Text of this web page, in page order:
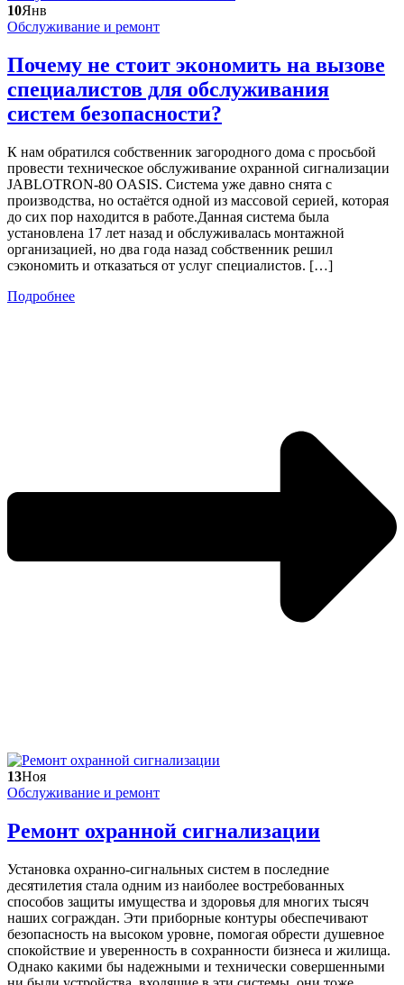
10Янв
Обслуживание и ремонт
Почему не стоит экономить на вызове
специалистов для обслуживания
систем безопасности?
К нам обратился собственник загородного дома с просьбой
провести техническое обслуживание охранной сигнализации
JABLOTRON-80 OASIS. Система уже давно снята с
производства, но остаётся одной из массовой серией, которая
до сих пор находится в работе.Данная система была
установлена 17 лет назад и обслуживалась монтажной
организацией, но два года назад собственник решил
сэкономить и отказаться от услуг специалистов. […]
Подробнее
13Ноя
Обслуживание и ремонт
Ремонт охранной сигнализации
Установка охранно-сигнальных систем в последние
десятилетия стала одним из наиболее востребованных
способов защиты имущества и здоровья для многих тысяч
наших сограждан. Эти приборные контуры обеспечивают
безопасность на высоком уровне, помогая обрести душевное
спокойствие и уверенность в сохранности бизнеса и жилища.
Однако какими бы надежными и технически совершенными